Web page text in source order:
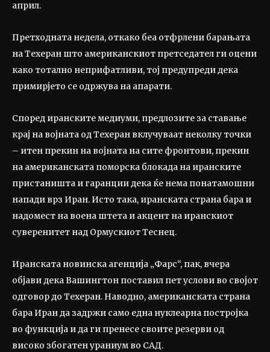
април.
Претходната недела, откако беа отфрлени барањата
на Техеран што американскиот претседател ги оцени
како тотално неприфатливи, тој предупреди дека
примирјето се одржува на апарати.
Според иранските медиуми, предлозите за ставање
крај на војната од Техеран вклучуваат неколку точки
– итен прекин на војната на сите фронтови, прекин
на американската поморска блокада на иранските
пристаништа и гаранции дека ќе нема понатамошни
напади врз Иран. Исто така, иранската страна бара и
надомест на воена штета и акцент на иранскиот
суверенитет над Ормускиот Теснец.
Иранската новинска агенција „Фарс“, пак, вчера
објави дека Вашингтон поставил пет услови во својот
одговор до Техеран. Наводно, американската страна
бара Иран да задржи само една нуклеарна постројка
во функција и да ги пренесе своите резерви од
високо збогатен ураниум во САД.